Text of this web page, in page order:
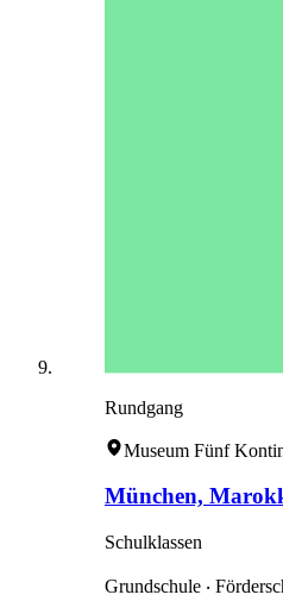
Rundgang
Museum Fünf
München,
Schulklassen
Grundschule ‧